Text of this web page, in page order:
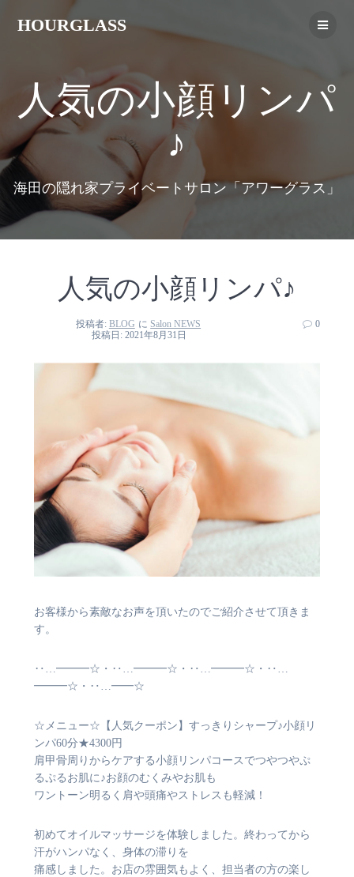
HOURGLASS
人気の小顔リンパ
♪
海田の隠れ家プライベートサロン「アワーグラス」
人気の小顔リンパ♪
投稿者: BLOG に Salon NEWS
投稿日: 2021年8月31日
0
お客様から素敵なお声を頂いたのでご紹介させて頂きま
す。
‥…━━━☆・‥…━━━☆・‥…━━━☆・‥…
━━━☆・‥…━━☆
☆メニュー☆【人気クーポン】すっきりシャープ♪小顔リ
ンパ60分★4300円
肩甲骨周りからケアする小顔リンパコースでつやつやぷ
るぷるお肌に♪お顔のむくみやお肌も
ワントーン明るく肩や頭痛やストレスも軽減！
初めてオイルマッサージを体験しました。終わってから
汗がハンパなく、身体の滞りを
痛感しました。お店の雰囲気もよく、担当者の方の楽し